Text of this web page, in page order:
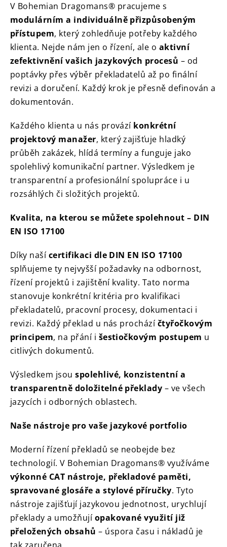
V Bohemian Dragomans® pracujeme s
modulárním a individuálně přizpůsobeným
přístupem, který zohledňuje potřeby každého
klienta. Nejde nám jen o řízení, ale o aktivní
zefektivnění vašich jazykových procesů – od
poptávky přes výběr překladatelů až po finální
revizi a doručení. Každý krok je přesně definován a
dokumentován.
Každého klienta u nás provází konkrétní
projektový manažer, který zajišťuje hladký
průběh zakázek, hlídá termíny a funguje jako
spolehlivý komunikační partner. Výsledkem je
transparentní a profesionální spolupráce i u
rozsáhlých či složitých projektů.
Kvalita, na kterou se můžete spolehnout – DIN
EN ISO 17100
Díky našícertifikaci dle DIN EN ISO 17100
splňujeme ty nejvyšší požadavky na odbornost,
řízení projektů i zajištění kvality. Tato norma
stanovuje konkrétní kritéria pro kvalifikaci
překladatelů, pracovní procesy, dokumentaci i
revizi. Každý překlad u nás procházíčtyřočkovým
principem, na přání i šestiočkovým postupem u
citlivých dokumentů.
Výsledkem jsouspolehlivé, konzistentní a
transparentně doložitelné překlady – ve všech
jazycích i odborných oblastech.
Naše nástroje pro vaše jazykové portfolio
Moderní řízení překladů se neobejde bez
technologií. V Bohemian Dragomans® využíváme
výkonné CAT nástroje, překladové paměti,
spravované glosáře a stylové příručky. Tyto
nástroje zajišťují jazykovou jednotnost, urychlují
překlady a umožňujíopakované využití již
přeložených obsahů – úspora času i nákladů je